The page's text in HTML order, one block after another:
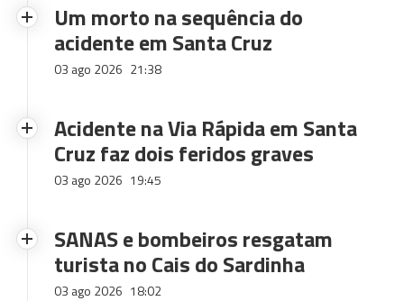
Um morto na sequência do
acidente em Santa Cruz
03 ago 2026 21:38
Acidente na Via Rápida em Santa
Cruz faz dois feridos graves
03 ago 2026 19:45
SANAS e bombeiros resgatam
turista no Cais do Sardinha
03 ago 2026 18:02